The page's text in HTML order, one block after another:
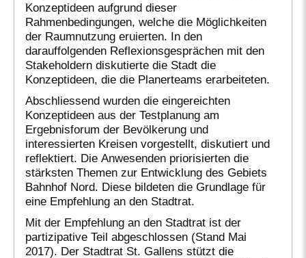
Konzeptideen aufgrund dieser
Rahmenbedingungen, welche die Möglichkeiten
der Raumnutzung eruierten. In den
darauffolgenden Reflexionsgesprächen mit den
Stakeholdern diskutierte die Stadt die
Konzeptideen, die die Planerteams erarbeiteten.
Abschliessend wurden die eingereichten
Konzeptideen aus der Testplanung am
Ergebnisforum der Bevölkerung und
interessierten Kreisen vorgestellt, diskutiert und
reflektiert. Die Anwesenden priorisierten die
stärksten Themen zur Entwicklung des Gebiets
Bahnhof Nord. Diese bildeten die Grundlage für
eine Empfehlung an den Stadtrat.
Mit der Empfehlung an den Stadtrat ist der
partizipative Teil abgeschlossen (Stand Mai
2017). Der Stadtrat St. Gallens stützt die